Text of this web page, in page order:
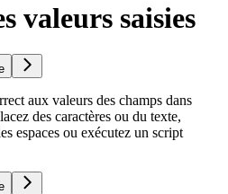
valeurs saisies
aux valeurs des champs dans
des caractères ou du texte,
espaces ou exécutez un script